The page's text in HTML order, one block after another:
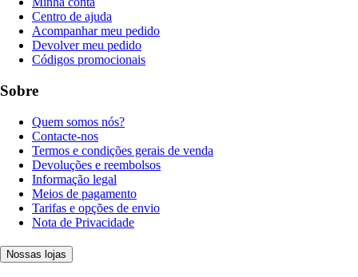
Centro de ajuda
Acompanhar meu pedido
Devolver meu pedido
Códigos promocionais
Sobre
Quem somos nós?
Contacte-nos
Termos e condições gerais de venda
Devoluções e reembolsos
Informação legal
Meios de pagamento
Tarifas e opções de envio
Nota de Privacidade
Nossas lojas